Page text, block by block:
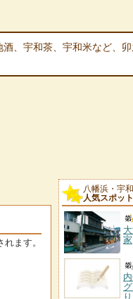
、宇和茶、宇和米など、卯
ます。
八幡浜・宇
人気スポッ
家
り